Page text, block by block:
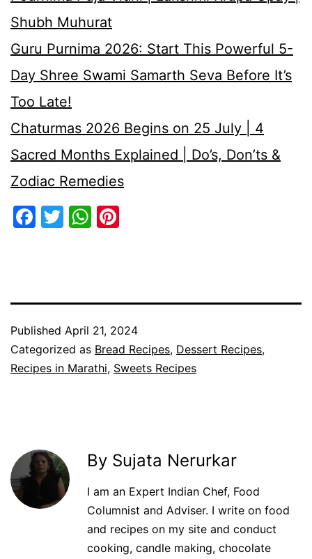
Shubh Muhurat
Guru Purnima 2026: Start This Powerful 5-
Day Shree Swami Samarth Seva Before It’s
Too Late!
Chaturmas 2026 Begins on 25 July | 4
Sacred Months Explained | Do’s, Don’ts &
Zodiac Remedies
Facebook
TwitterWhatsApp
Published April 21, 2024
Categorized as Bread Recipes, Dessert Recipes,
Recipes in Marathi, Sweets Recipes
By Sujata Nerurkar
I am an Expert Indian Chef, Food
Columnist and Adviser. I write on food
and recipes on my site and conduct
cooking, candle making, chocolate